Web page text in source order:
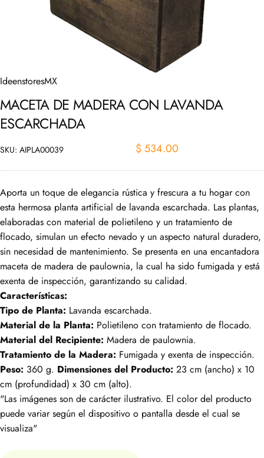
IdeenstoresMX
MACETA DE MADERA CON LAVANDA
ESCARCHADA
SKU: AIPLA00039 $ 534.00
Aporta un toque de elegancia rústica y frescura a tu hogar con
esta hermosa planta artificial de lavanda escarchada. Las plantas,
elaboradas con material de polietileno y un tratamiento de
flocado, simulan un efecto nevado y un aspecto natural duradero,
sin necesidad de mantenimiento. Se presenta en una encantadora
maceta de madera de paulownia, la cual ha sido fumigada y está
exenta de inspección, garantizando su calidad.
Características:
Tipo de Planta: Lavanda escarchada.
Material de la Planta: Polietileno con tratamiento de flocado.
Material del Recipiente: Madera de paulownia.
Tratamiento de la Madera: Fumigada y exenta de inspección.
Peso: 360 g. Dimensiones del Producto: 23 cm (ancho) x 10
cm (profundidad) x 30 cm (alto).
"Las imágenes son de carácter ilustrativo. El color del producto
puede variar según el dispositivo o pantalla desde el cual se
visualiza"